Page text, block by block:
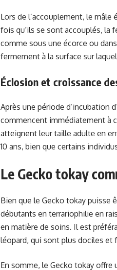
Lors de l’accouplement, le
fois qu’ils se sont accouplés, la
comme sous une écorce ou
fermement à la surface sur
Éclosion et croissance
Après une période d’incubation
commencent immédiatement à
atteignent leur taille adulte en
10 ans, bien que certains
Le Gecko tokay
Bien que le Gecko tokay puisse
débutants en terrariophilie en
en matière de soins. Il est
léopard, qui sont plus dociles et
En somme, le Gecko tokay offre